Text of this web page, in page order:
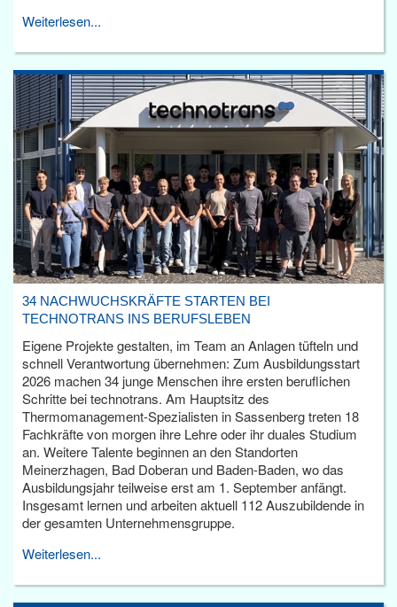
Weiterlesen...
34 NACHWUCHSKRÄFTE STARTEN BEI
TECHNOTRANS INS BERUFSLEBEN
Eigene Projekte gestalten, im Team an Anlagen tüfteln und
schnell Verantwortung übernehmen: Zum Ausbildungsstart
2026 machen 34 junge Menschen ihre ersten beruflichen
Schritte bei technotrans. Am Hauptsitz des
Thermomanagement-Spezialisten in Sassenberg treten 18
Fachkräfte von morgen ihre Lehre oder ihr duales Studium
an. Weitere Talente beginnen an den Standorten
Meinerzhagen, Bad Doberan und Baden-Baden, wo das
Ausbildungsjahr teilweise erst am 1. September anfängt.
Insgesamt lernen und arbeiten aktuell 112 Auszubildende in
der gesamten Unternehmensgruppe.
Weiterlesen...